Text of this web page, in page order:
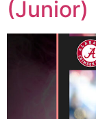
(Junior)